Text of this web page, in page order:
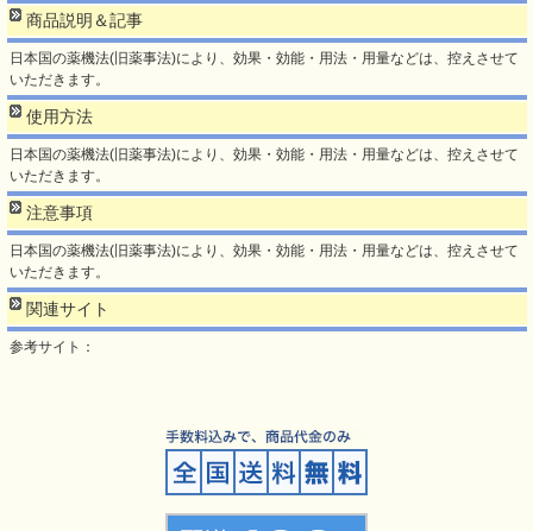
商品説明＆記事
日本国の薬機法(旧薬事法)により、効果・効能・用法・用量などは、控えさせて
いただきます。
使用方法
日本国の薬機法(旧薬事法)により、効果・効能・用法・用量などは、控えさせて
いただきます。
注意事項
日本国の薬機法(旧薬事法)により、効果・効能・用法・用量などは、控えさせて
いただきます。
関連サイト
参考サイト：